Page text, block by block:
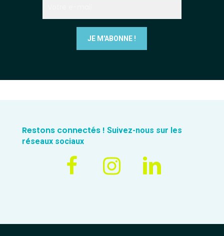
Restons connectés ! Suivez-nous sur les
réseaux sociaux